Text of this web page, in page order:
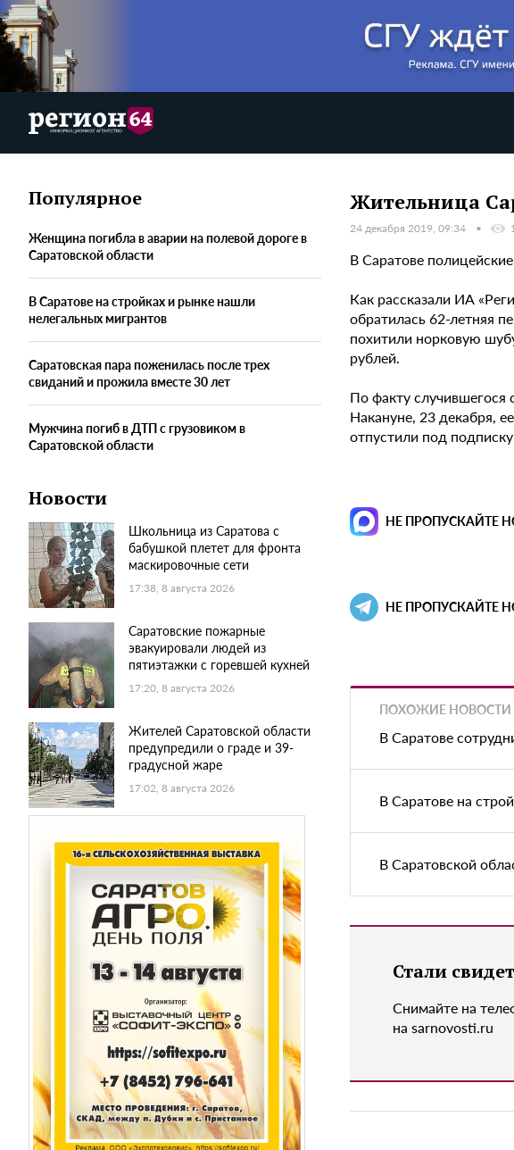
Популярное
Женщина погибла в аварии на полевой дороге в
Саратовской области
В Саратове на стройках и рынке нашли
нелегальных мигрантов
Саратовская пара поженилась после трех
свиданий и прожила вместе 30 лет
Мужчина погиб в ДТП с грузовиком в
Саратовской области
Новости
Школьница из Саратова с
бабушкой плетет для фронта
маскировочные сети
17:38, 8 августа 2026
Саратовские пожарные
эвакуировали людей из
пятиэтажки с горевшей кухней
17:20, 8 августа 2026
Жителей Саратовской области
предупредили о граде и 39-
градусной жаре
17:02, 8 августа 2026
Жительница
24 декабря 2019, 09:34
В Саратове
Как рассказали ИА
обратилась 62-летняя
похитили норковую
рублей.
По факту случившегося
Накануне, 23 декабря,
отпустили под
НЕ ПРОПУСКАЙТЕ
НЕ ПРОПУСКАЙТЕ
ПОХОЖИЕ НОВОСТИ
В Саратове
В Саратове на
В Саратовской
Стали
Снимайте на
на sarnovosti.ru